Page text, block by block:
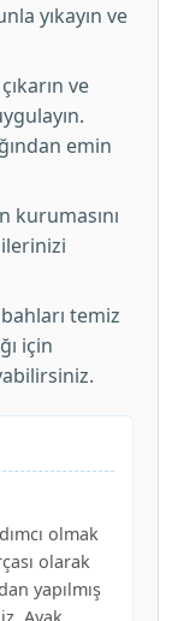
yıkayın ve
ve
emin
kurumasını
temiz
için
olmak
olarak
yapılmış